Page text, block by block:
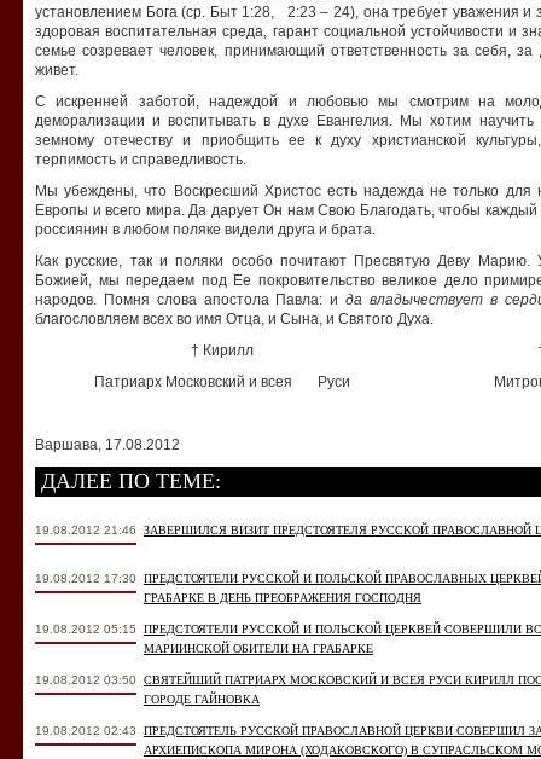
установлением Бога (ср. Быт 1:28, 2:23 – 24), она требует уважения
здоровая воспитательная среда, гарант социальной устойчивости и
семье созревает человек, принимающий ответственность за себя,
живет.
С искренней заботой, надеждой и любовью мы смотрим на
деморализации и воспитывать в духе Евангелия. Мы хотим
земному отечеству и приобщить ее к духу христианской
терпимость и справедливость.
Мы убеждены, что Воскресший Христос есть надежда не только
Европы и всего мира. Да дарует Он нам Свою Благодать, чтобы
росcиянин в любом поляке видели друга и брата.
Как русские, так и поляки особо почитают Пресвятую Деву Марию.
Божией, мы передаем под Ее покровительство великое дело
народов. Помня слова апостола Павла: ида владычествует в
благословляем всех во имя Отца, и Сына, и Святого Духа.
† Кирилл
Патриарх Московский и всея Руси
Варшава, 17.08.2012
ДАЛЕЕ ПО ТЕМЕ:
19.08.2012 21:46 ЗАВЕРШИЛСЯ ВИЗИТ ПРЕДСТОЯТЕЛЯ РУССКОЙ ПРАВОСЛАВНОЙ
19.08.2012 17:30 ПРЕДСТОЯТЕЛИ РУССКОЙ И ПОЛЬСКОЙ ПРАВОСЛАВНЫХ
ГРАБАРКЕ В ДЕНЬ ПРЕОБРАЖЕНИЯ ГОСПОДНЯ
19.08.2012 05:15
ПРЕДСТОЯТЕЛИ РУССКОЙ И ПОЛЬСКОЙ ЦЕРКВЕЙ СОВЕРШИЛИ
МАРИИНСКОЙ ОБИТЕЛИ НА ГРАБАРКЕ
19.08.2012 03:50 СВЯТЕЙШИЙ ПАТРИАРХ МОСКОВСКИЙ И ВСЕЯ РУСИ КИРИЛЛ
ГОРОДЕ ГАЙНОВКА
19.08.2012 02:43
ПРЕДСТОЯТЕЛЬ РУССКОЙ ПРАВОСЛАВНОЙ ЦЕРКВИ СОВЕРШИЛ
АРХИЕПИСКОПА МИРОНА (ХОДАКОВСКОГО) В СУПРАСЛЬСКОМ